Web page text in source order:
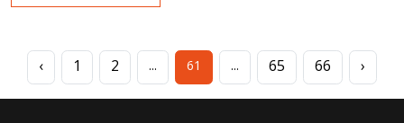
‹ 1 2 ... 61 ... 65 66 ›